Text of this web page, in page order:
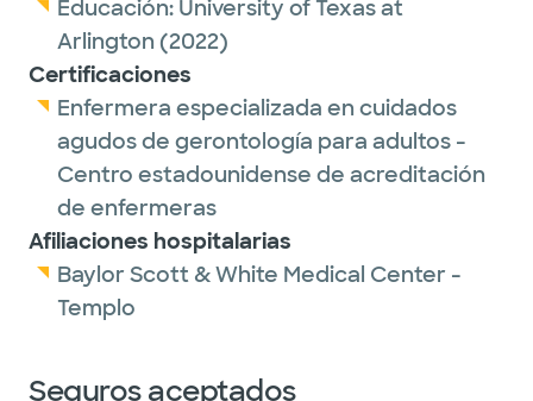
Educación: University of Texas at
Arlington (2022)
Certificaciones
Enfermera especializada en cuidados
agudos de gerontología para adultos -
Centro estadounidense de acreditación
de enfermeras
Afiliaciones hospitalarias
Baylor Scott & White Medical Center -
Templo
Seguros aceptados